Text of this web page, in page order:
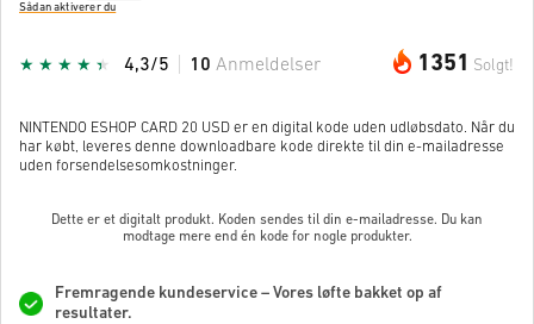
Sådan aktiverer du
1351 Solgt!
4,3/5 10 Anmeldelser
NINTENDO ESHOP CARD 20 USD er en digital kode uden udløbsdato. Når du
har købt, leveres denne downloadbare kode direkte til din e-mailadresse
uden forsendelsesomkostninger.
Dette er et digitalt produkt. Koden sendes til din e-mailadresse. Du kan
modtage mere end én kode for nogle produkter.
Fremragende kundeservice – Vores løfte bakket op af
resultater.